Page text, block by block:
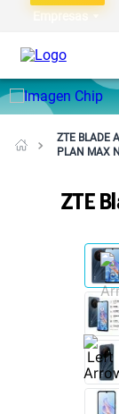
Empresas
ZTE BLADE
PLAN MAX
ZTE